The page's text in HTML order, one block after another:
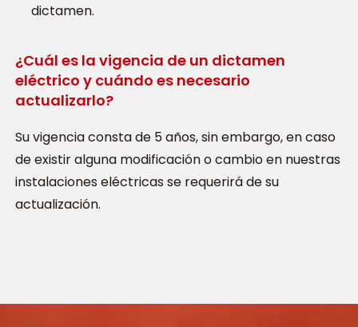
dictamen.
¿Cuál es la vigencia de un dictamen
eléctrico y cuándo es necesario
actualizarlo?
Su vigencia consta de 5 años, sin embargo, en caso
de existir alguna modificación o cambio en nuestras
instalaciones eléctricas se requerirá de su
actualización.